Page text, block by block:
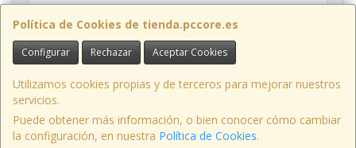
Política de Cookies de tienda.pccore.es
Configurar Rechazar Aceptar Cookies
Utilizamos cookies propias y de terceros para mejorar nuestros
servicios.
Puede obtener más información, o bien conocer cómo cambiar
la configuración, en nuestra Política de Cookies.
Horario
10-13:30
Avenida de la Viñuela nº 3, 14010, Córdoba, España. - C.I.F.: B56097777 -
Tfno: 957070337